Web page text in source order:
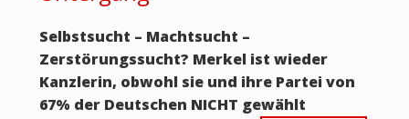
Selbstsucht – Machtsucht –
Zerstörungssucht? Merkel ist wieder
Kanzlerin, obwohl sie und ihre Partei von
67% der Deutschen NICHT gewählt